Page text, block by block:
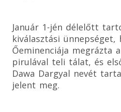
Január 1-jén délelőtt
kiválasztási ünnepséget,
Őeminenciája megrázta
pirulával teli tálat, és
Dawa Dargyal nevét
jelent meg.